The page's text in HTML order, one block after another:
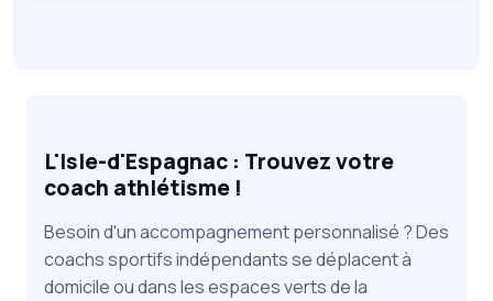
L'Isle-d'Espagnac : Trouvez votre
coach athlétisme !
Besoin d'un accompagnement personnalisé ? Des
coachs sportifs indépendants se déplacent à
domicile ou dans les espaces verts de la